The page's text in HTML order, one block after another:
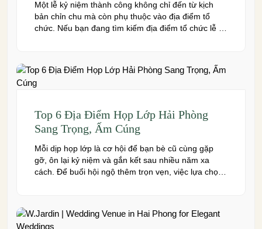
Một lễ kỷ niệm thành công không chỉ đến từ kịch
bản chỉn chu mà còn phụ thuộc vào địa điểm tổ
chức. Nếu bạn đang tìm kiếm địa điểm tổ chức lễ kỷ
Top 6 Địa Điểm Họp Lớp Hải Phòng
Sang Trọng, Ấm Cúng
Mỗi dịp họp lớp là cơ hội để bạn bè cũ cùng gặp
gỡ, ôn lại kỷ niệm và gắn kết sau nhiều năm xa
cách. Để buổi hội ngộ thêm trọn vẹn, việc lựa chọn